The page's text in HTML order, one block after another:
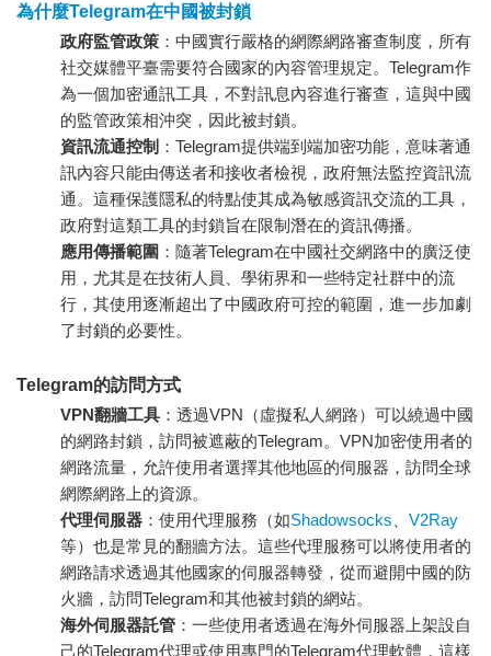
為什麼Telegram在中國被封鎖
政府監管政策 ：中國實行嚴格的網際網路審查制度，所有
社交媒體平臺需要符合國家的內容管理規定。Telegram作
為一個加密通訊工具，不對訊息內容進行審查，這與中國
的監管政策相沖突，因此被封鎖。
資訊流通控制 ：Telegram提供端到端加密功能，意味著通
訊內容只能由傳送者和接收者檢視，政府無法監控資訊流
通。這種保護隱私的特點使其成為敏感資訊交流的工具，
政府對這類工具的封鎖旨在限制潛在的資訊傳播。
應用傳播範圍 ：隨著Telegram在中國社交網路中的廣泛使
用，尤其是在技術人員、學術界和一些特定社群中的流
行，其使用逐漸超出了中國政府可控的範圍，進一步加劇
了封鎖的必要性。
Telegram的訪問方式
VPN翻牆工具 ：透過VPN（虛擬私人網路）可以繞過中國
的網路封鎖，訪問被遮蔽的Telegram。VPN加密使用者的
網路流量，允許使用者選擇其他地區的伺服器，訪問全球
網際網路上的資源。
代理伺服器 ：使用代理服務（如Shadowsocks
V2Ray
等）也是常見的翻牆方法。這些代理服務可以將使用者的
網路請求透過其他國家的伺服器轉發，從而避開中國的防
火牆，訪問Telegram和其他被封鎖的網站。
海外伺服器託管 ：一些使用者透過在海外伺服器上架設自
己的Telegram代理或使用專門的Telegram代理軟體，這樣